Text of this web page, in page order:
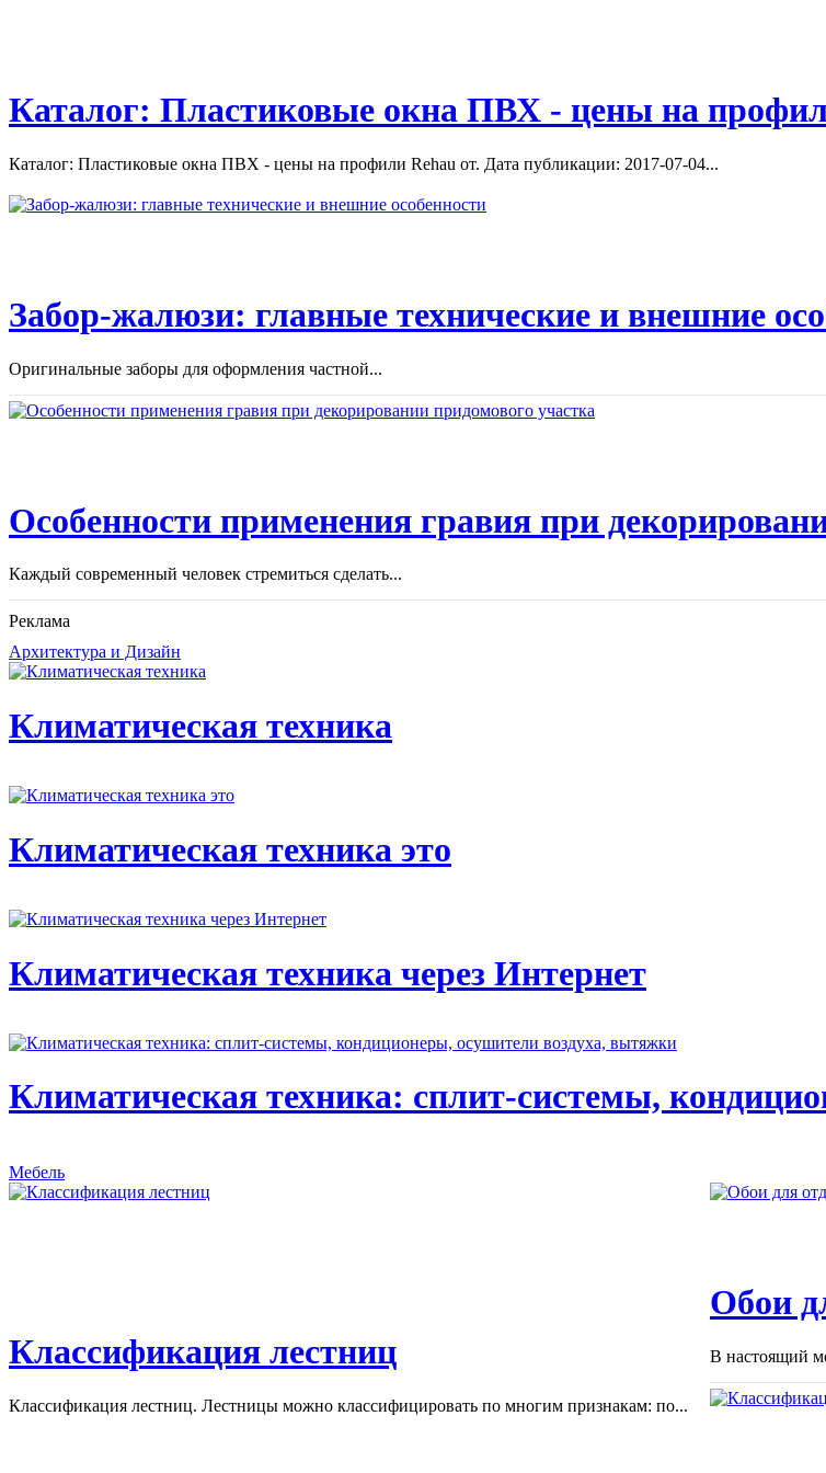
Каталог: Пластиковые окна ПВХ - цены на
Каталог: Пластиковые окна ПВХ - цены на профили Rehau от. Дата публикации: 2017-07-04...
Забор-жалюзи: главные технические и внешние
Оригинальные заборы для оформления частной...
Особенности применения гравия при
Каждый современный человек стремиться сделать...
Реклама
Архитектура и Дизайн
Климатическая техника
Климатическая техника это
Климатическая техника через Интернет
Климатическая техника: сплит-системы,
Мебель
Классификация лестниц
Классификация лестниц. Лестницы можно классифицировать по многим признакам: по...
Обои
В настоящий